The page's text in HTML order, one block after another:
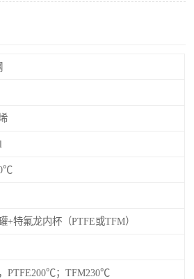
+特氟龙内杯（PTFE或TFM）
PTFE200℃；TFM230℃